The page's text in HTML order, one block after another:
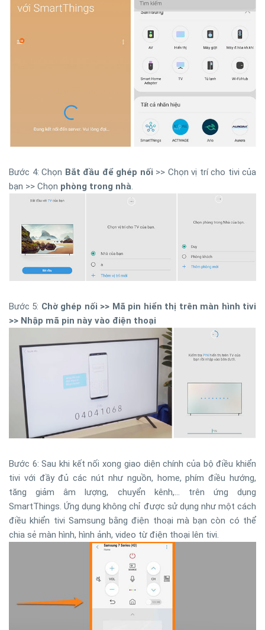
Bước 4: Chọn Bắt đầu để ghép nối >> Chọn vị trí cho tivi của
bạn >> Chọn phòng trong nhà.
Bước 5: Chờ ghép nối >> Mã pin hiển thị trên màn hình tivi
>> Nhập mã pin này vào điện thoại
Bước 6: Sau khi kết nối xong giao diện chính của bộ điều khiển
tivi với đầy đủ các nút như nguồn, home, phím điều hướng,
tăng giảm âm lượng, chuyển kênh,... trên ứng dụng
SmartThings. Ứng dụng không chỉ được sử dụng như một cách
điều khiển tivi Samsung bằng điện thoại mà bạn còn có thể
chia sẻ màn hình, hình ảnh, video từ điện thoại lên tivi.